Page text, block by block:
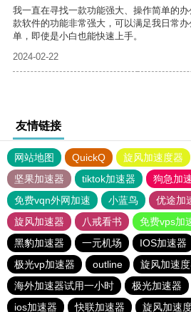
我一直在寻找一款功能强大、操作简单的
款软件的功能非常强大，可以满足我日常
单，即使是小白也能快速上手。
2024-02-22
友情链接
网站地图 QuickQ 旋风加速度器
坚果加速器
tiktok加速器
狗急加
免费vqn外网加速
小蓝鸟 优途加
旋风加速器
八戒看书
免费vps加
黑豹加速器
一元机场 IOS加速器
极光vp加速器
outline 旋风加速
海外加速器试用一小时
极光加速器
ios加速器
快联加速器 旋风加速